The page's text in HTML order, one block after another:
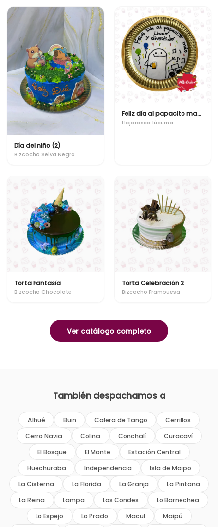
Día del niño (2)
Bizcocho Selva Negra
Feliz día al papacito mas lindo y divertido
Hojarasca lúcuma
Torta Fantasía
Bizcocho Chocolate
Torta Celebración 2
Bizcocho Frambuesa
Ver catálogo completo
También despachamos a
Alhué Buin Calera de Tango
Cerrillos
Cerro Navia
Colina Conchalí
Curacaví
El Bosque
El Monte
Estación Central
Huechuraba
Independencia
Isla de Maipo
La Cisterna
La Florida La Granja
La Pintana
La Reina
Lampa Las Condes
Lo Barnechea
Lo Espejo
Lo Prado Macul Maipú